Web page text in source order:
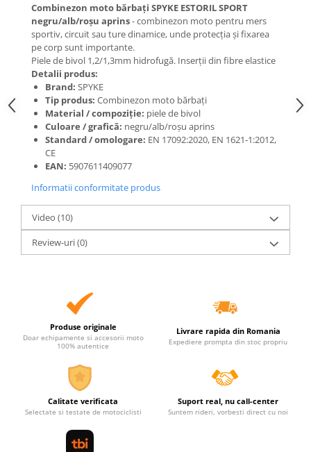
Combinezon moto bărbați SPYKE ESTORIL SPORT
negru/alb/roșu aprins- combinezon moto pentru mers
sportiv, circuit sau ture dinamice, unde protecția și fixarea
pe corp sunt importante.
Piele de bivol 1,2/1,3mm hidrofugă. Inserții din fibre elastice
Detalii produs:
Brand: SPYKE
Tip produs: Combinezon moto bărbați
Material / compoziție: piele de bivol
Culoare / grafică: negru/alb/roșu aprins
Standard / omologare: EN 17092:2020, EN 1621-1:2012,
CE
EAN: 5907611409077
Informatii conformitate produs
Video (10)
Review-uri(0)
Produse originale
Doar echipamente si accesorii moto
100% autentice
Livrare rapida din Romania
Expediere prompta din stoc propriu
Calitate verificata
Selectate si testate de motociclisti
Suport real, nu call-center
Suntem rideri, vorbesti direct cu noi